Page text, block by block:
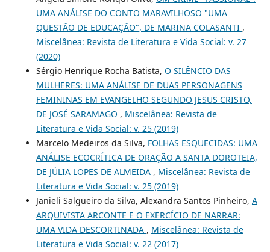
UMA ANÁLISE DO CONTO MARAVILHOSO "UMA
QUESTÃO DE EDUCAÇÃO", DE MARINA COLASANTI ,
Miscelânea: Revista de Literatura e Vida Social: v. 27
(2020)
Sérgio Henrique Rocha Batista, O SILÊNCIO DAS
MULHERES: UMA ANÁLISE DE DUAS PERSONAGENS
FEMININAS EM EVANGELHO SEGUNDO JESUS CRISTO,
DE JOSÉ SARAMAGO , Miscelânea: Revista de
Literatura e Vida Social: v. 25 (2019)
Marcelo Medeiros da Silva, FOLHAS ESQUECIDAS: UMA
ANÁLISE ECOCRÍTICA DE ORAÇÃO A SANTA DOROTEIA,
DE JÚLIA LOPES DE ALMEIDA , Miscelânea: Revista de
Literatura e Vida Social: v. 25 (2019)
Janieli Salgueiro da Silva, Alexandra Santos Pinheiro, A
ARQUIVISTA ARCONTE E O EXERCÍCIO DE NARRAR:
UMA VIDA DESCORTINADA , Miscelânea: Revista de
Literatura e Vida Social: v. 22 (2017)